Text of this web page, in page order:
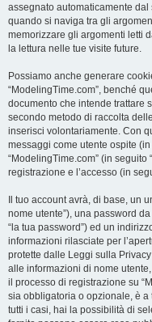
assegnato automaticamente
quando si naviga tra gli
memorizzare gli argomenti letti
la lettura nelle tue visite future.
Possiamo anche generare
“ModelingTime.com”, benché
documento che intende trattare
secondo metodo di raccolta
inserisci volontariamente. Con
messaggi come utente ospite
“ModelingTime.com” (in seguito
registrazione e l’accesso (in
Il tuo account avrà, di base, un
nome utente”), una password
“la tua password”) ed un
informazioni rilasciate per
protette dalle Leggi sulla
alle informazioni di nome
il processo di registrazione su
sia obbligatoria o opzionale, è a
tutti i casi, hai la possibilità di